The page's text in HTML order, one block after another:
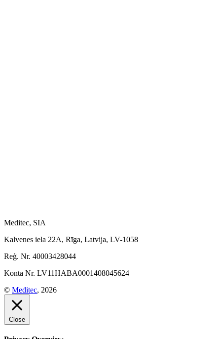
Meditec, SIA
Kalvenes iela 22A, Rīga, Latvija, LV-1058
Reģ. Nr. 40003428044
Konta Nr. LV11HABA0001408045624
© Meditec, 2026
Close